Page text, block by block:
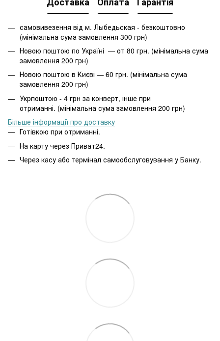
самовивезення від м. Лыбедьская - безкоштовно
(мінімальна сума замовлення 300 грн)
Новою поштою по Україні — от 80 грн. (мінімальна сума
замовлення 200 грн)
Новою поштою в Києві — 60 грн. (мінімальна сума
замовлення 200 грн)
Укрпоштою - 4 грн за конверт, інше при
отриманні. (мінімальна сума замовлення 200 грн)
Більше інформації про доставку
Готівкою при отриманні.
На карту через Приват24.
Через касу або термінал самообслуговування у Банку.